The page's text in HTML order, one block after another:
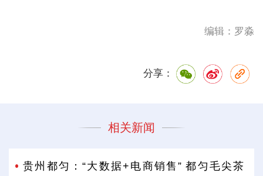
编辑：罗淼
分享：
相关新闻
贵州都匀：“大数据+电商销售” 都匀毛尖茶